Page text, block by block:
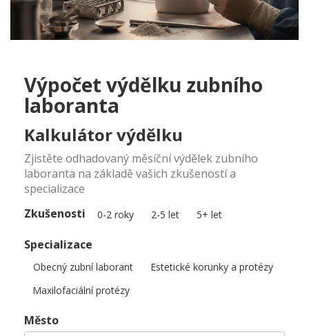
Výpočet výdělku zubního
laboranta
Kalkulátor výdělku
Zjistěte odhadovaný měsíční výdělek zubního
laboranta na základě vašich zkušeností a
specializace
Zkušenosti
0-2 roky 2-5 let 5+ let
Specializace
Obecný zubní laborant
Estetické korunky a protézy
Maxilofaciální protézy
Město